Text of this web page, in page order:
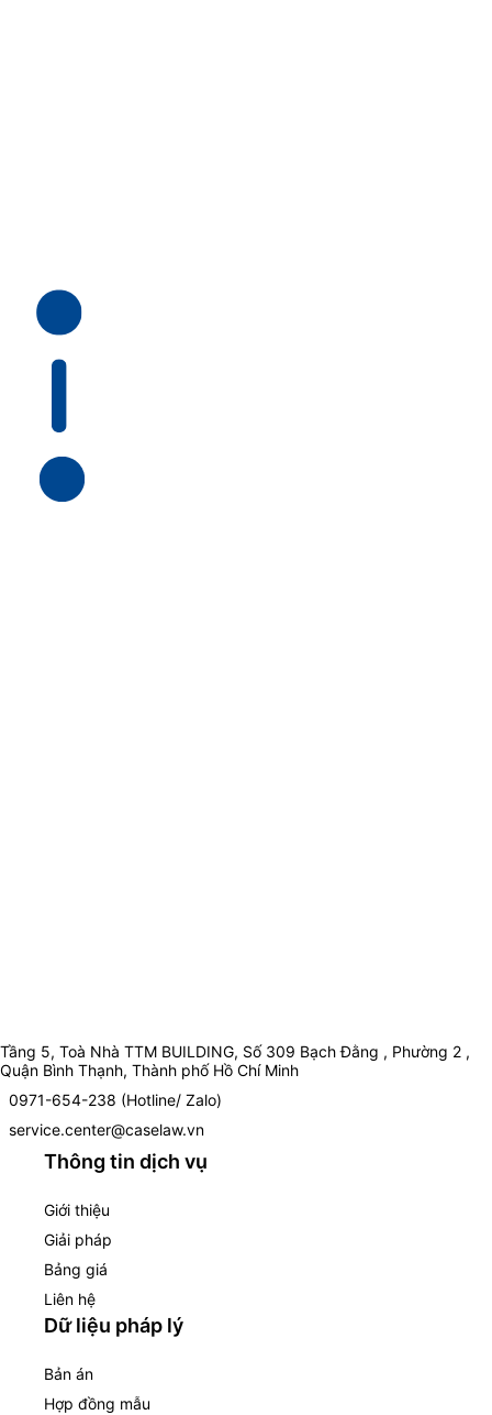
Tầng 5, Toà Nhà TTM BUILDING, Số 309 Bạch Đằng , Phường 2 ,
Quận Bình Thạnh, Thành phố Hồ Chí Minh
0971-654-238 (Hotline/ Zalo)
service.center@caselaw.vn
Thông tin dịch vụ
Giới thiệu
Giải pháp
Bảng giá
Liên hệ
Dữ liệu pháp lý
Bản án
Hợp đồng mẫu